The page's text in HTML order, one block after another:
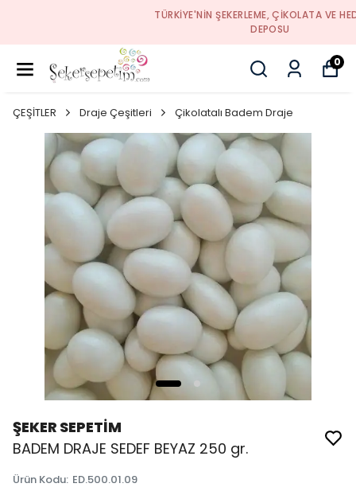
TÜRKIYE'NIN ŞEKERLEME, ÇIKOLATA VE HEDIYELIK
0
ÇEŞİTLER Draje Çeşitleri Çikolatalı Badem Draje
ŞEKER SEPETİM
BADEM DRAJE SEDEF BEYAZ 250 gr.
Ürün Kodu: ED.500.01.09